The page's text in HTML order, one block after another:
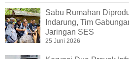
Sabu Rumahan
Indarung, Tim
Jaringan SES
25 Juni 2026